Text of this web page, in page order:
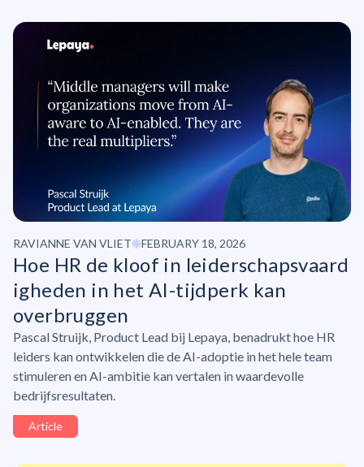
RAVIANNE VAN VLIET FEBRUARY 18, 2026
Hoe HR de kloof in leiderschapsvaard
igheden in het AI-tijdperk kan
overbruggen
Pascal Struijk, Product Lead bij Lepaya, benadrukt hoe HR
leiders kan ontwikkelen die de AI-adoptie in het hele team
stimuleren en AI-ambitie kan vertalen in waardevolle
bedrijfsresultaten.
Article